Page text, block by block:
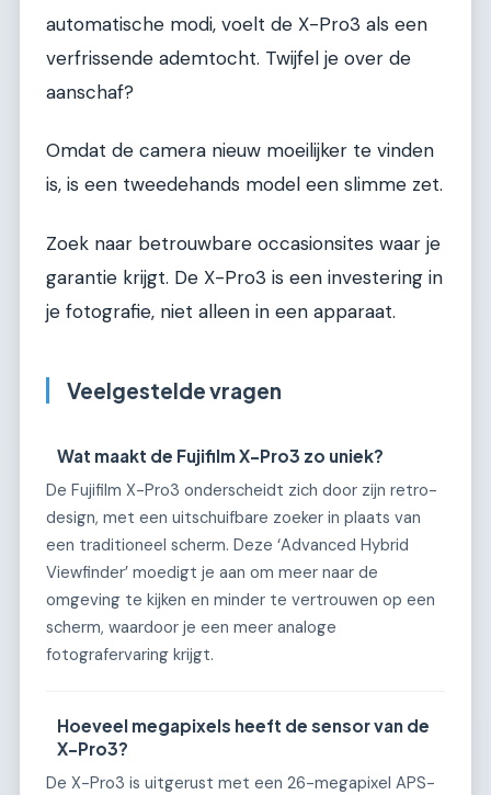
automatische modi, voelt de X-Pro3 als een
verfrissende ademtocht. Twijfel je over de
aanschaf?
Omdat de camera nieuw moeilijker te vinden
is, is een tweedehands model een slimme zet.
Zoek naar betrouwbare occasionsites waar je
garantie krijgt. De X-Pro3 is een investering in
je fotografie, niet alleen in een apparaat.
Veelgestelde vragen
Wat maakt de Fujifilm X-Pro3 zo uniek?
De Fujifilm X-Pro3 onderscheidt zich door zijn retro-
design, met een uitschuifbare zoeker in plaats van
een traditioneel scherm. Deze ‘Advanced Hybrid
Viewfinder’ moedigt je aan om meer naar de
omgeving te kijken en minder te vertrouwen op een
scherm, waardoor je een meer analoge
fotografervaring krijgt.
Hoeveel megapixels heeft de sensor van de
X-Pro3?
De X-Pro3 is uitgerust met een 26-megapixel APS-